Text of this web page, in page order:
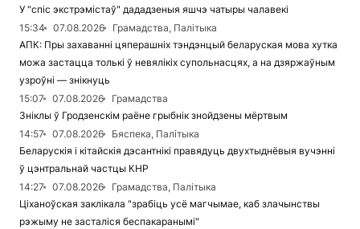
У "спіс экстрэмістаў" дададзеныя яшчэ чатыры чалавекі
15:34
07.08.2026
Грамадства, Палітыка
АПК: Пры захаванні цяперашніх тэндэнцый беларуская мова хутка
можа застацца толькі ў невялікіх супольнасцях, а на дзяржаўным
узроўні — знікнуць
15:07
07.08.2026
Грамадства
Зніклы ў Гродзенскім раёне грыбнік знойдзены мёртвым
14:57
07.08.2026
Бяспека, Палітыка
Беларускія і кітайскія дэсантнікі правядуць двухтыднёвыя вучэнні
ў цэнтральнай частцы КНР
14:27
07.08.2026
Грамадства, Палітыка
Ціханоўская заклікала "зрабіць усё магчымае, каб злачынствы
рэжыму не засталіся беспакаранымі"